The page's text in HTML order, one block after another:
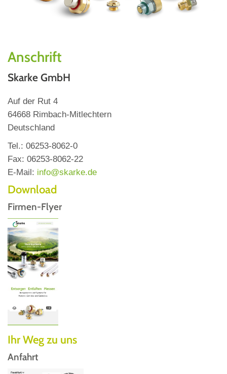
Anschrift
Skarke GmbH
Auf der Rut 4
64668 Rimbach-Mitlechtern
Deutschland
Tel.: 06253-8062-0
Fax: 06253-8062-22
E-Mail: info@skarke.de
Download
Firmen-Flyer
Ihr Weg zu uns
Anfahrt